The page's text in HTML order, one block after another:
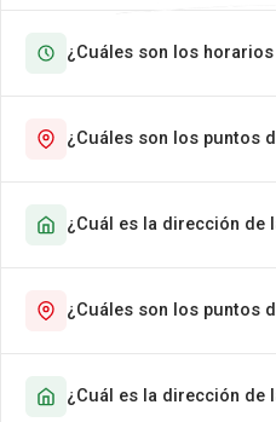
¿Cuáles son los
¿Cuáles son los puntos
¿Cuál es la dirección de
¿Cuáles son los puntos
¿Cuál es la dirección de